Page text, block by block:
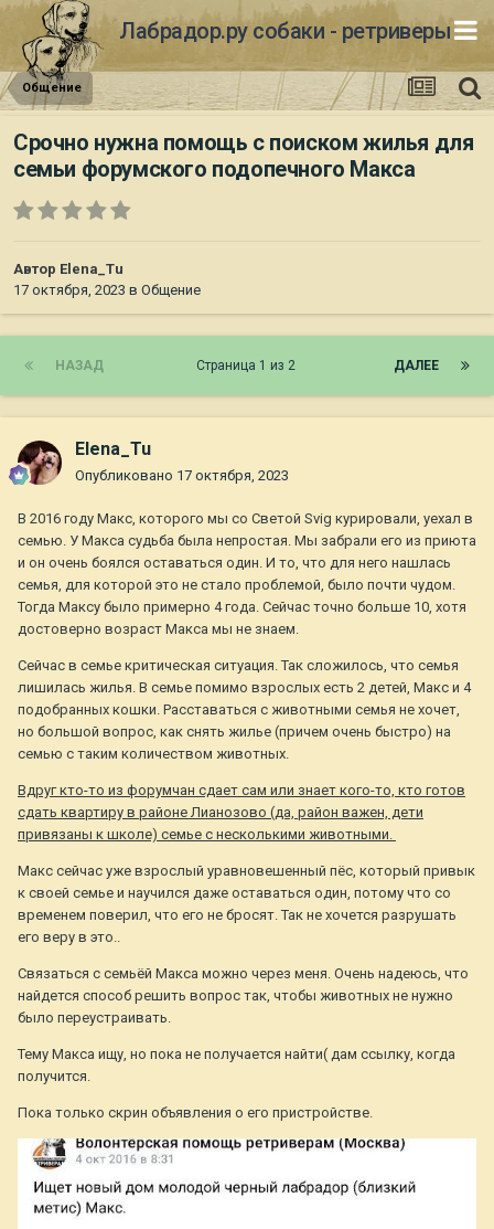
Лабрадор.ру собаки - ретриверы
Общение
Срочно нужна помощь с поиском жилья для
семьи форумского подопечного Макса
Автор Elena_Tu
17 октября, 2023 в Общение
НАЗАД ДАЛЕЕ
Страница 1 из 2
Elena_Tu
Опубликовано 17 октября, 2023
В 2016 году Макс, которого мы со Светой Svig курировали, уехал в
семью. У Макса судьба была непростая. Мы забрали его из приюта
и он очень боялся оставаться один. И то, что для него нашлась
семья, для которой это не стало проблемой, было почти чудом.
Тогда Максу было примерно 4 года. Сейчас точно больше 10, хотя
достоверно возраст Макса мы не знаем.
Сейчас в семье критическая ситуация. Так сложилось, что семья
лишилась жилья. В семье помимо взрослых есть 2 детей, Макс и 4
подобранных кошки. Расставаться с животными семья не хочет,
но большой вопрос, как снять жилье (причем очень быстро) на
семью с таким количеством животных.
Вдруг кто-то из форумчан сдает сам или знает кого-то, кто готов
сдать квартиру в районе Лианозово (да, район важен, дети
привязаны к школе) семье с несколькими животными.
Макс сейчас уже взрослый уравновешенный пёс, который привык
к своей семье и научился даже оставаться один, потому что со
временем поверил, что его не бросят. Так не хочется разрушать
его веру в это..
Связаться с семьёй Макса можно через меня. Очень надеюсь, что
найдется способ решить вопрос так, чтобы животных не нужно
было переустраивать.
Тему Макса ищу, но пока не получается найти( дам ссылку, когда
получится.
Пока только скрин объявления о его пристройстве.